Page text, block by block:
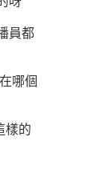
員都
哪個
樣的